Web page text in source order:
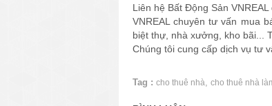
Liên hệ Bất Động Sản
VNREAL chuyên tư vấn mua
biệt thự, nhà xưởng, kho bãi...
Chúng tôi cung cấp dịch vụ tư
Tag : cho thuê nhà cho thuê nhà